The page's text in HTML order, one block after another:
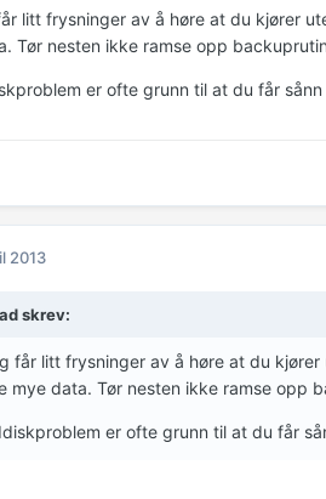
litt frysninger av å høre at du kjører
Tør nesten ikke ramse opp
er ofte grunn til at du får
2013
skrev:
får litt frysninger av å høre at du
mye data. Tør nesten ikke ramse opp
er ofte grunn til at du får